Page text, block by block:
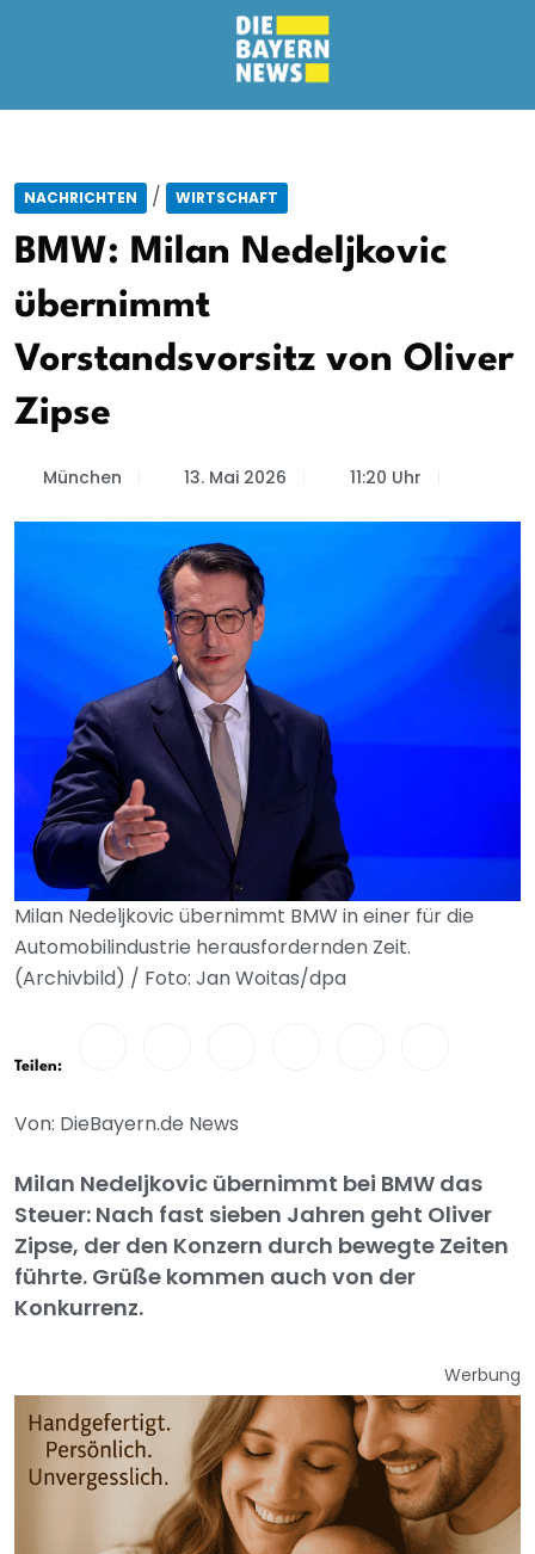
NACHRICHTEN / WIRTSCHAFT
BMW: Milan Nedeljkovic
übernimmt
Vorstandsvorsitz von Oliver
Zipse
München 13. Mai 2026 11:20 Uhr
Milan Nedeljkovic übernimmt BMW in einer für die
Automobilindustrie herausfordernden Zeit.
(Archivbild) / Foto: Jan Woitas/dpa
Teilen:
Von: DieBayern.de News
Milan Nedeljkovic übernimmt bei BMW das
Steuer: Nach fast sieben Jahren geht Oliver
Zipse, der den Konzern durch bewegte Zeiten
führte. Grüße kommen auch von der
Konkurrenz.
Werbung